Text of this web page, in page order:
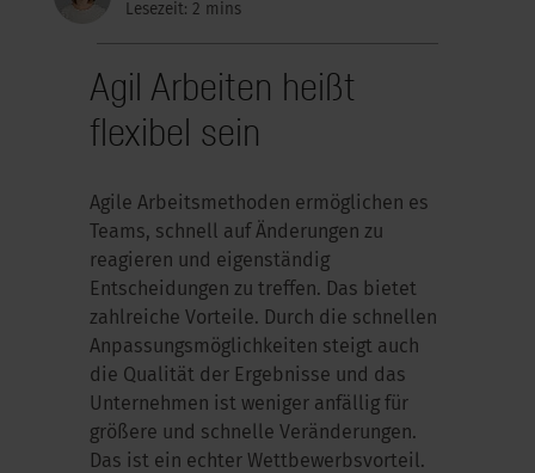
Lesezeit: 2 mins
Agil Arbeiten heißt
flexibel sein
Agile Arbeitsmethoden ermöglichen es
Teams, schnell auf Änderungen zu
reagieren und eigenständig
Entscheidungen zu treffen. Das bietet
zahlreiche Vorteile. Durch die schnellen
Anpassungsmöglichkeiten steigt auch
die Qualität der Ergebnisse und das
Unternehmen ist weniger anfällig für
größere und schnelle Veränderungen.
Das ist ein echter Wettbewerbsvorteil.